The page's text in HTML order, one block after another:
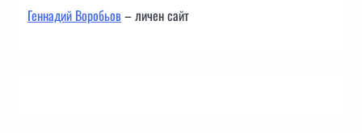
Геннадий Воробьов– личен сайт